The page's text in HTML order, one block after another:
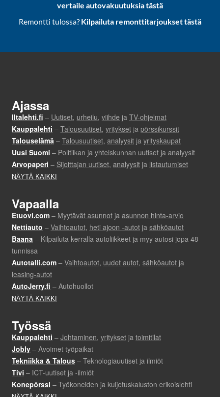
vertaile autovakuutuksia tästä
Remontti tulossa? Kilpailuta remonttitarjoukset tästä